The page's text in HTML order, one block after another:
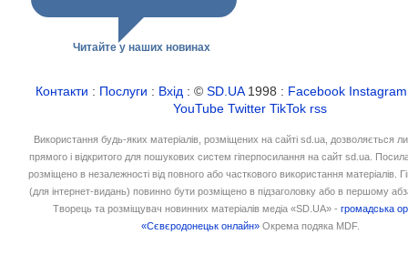
Читайте у наших новинах
Контакти : Послуги : Вхід : ©SD.UA1998 : Facebook Instagram
YouTube Twitter TikTok rss
Використання будь-яких матеріалів, розміщених на сайті sd.ua, дозволяється
прямого і відкритого для пошукових систем гіперпосилання на сайт sd.ua.
розміщено в незалежності від повного або часткового використання матеріалів.
(для інтернет-видань) повинно бути розміщено в підзаголовку або в першому
Творець та розміщувач новинних матеріалів медіа «SD.UA» -громадська
«Сєвєродонецьк онлайн» Окрема подяка MDF.